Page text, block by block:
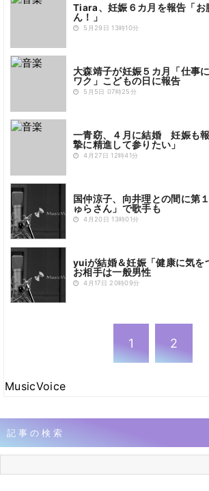
Tiara、妊娠６カ月を報告「お
ん！」
5月29日 13時10分
大森靖子が妊娠５カ月「仕事
ワク」こどもの日に報告
5月5日 07時25分
一青窈、４月に結婚 妊娠も
摯に精進して参りたい」
4月27日 12時41分
国仲涼子、向井理との間に第
ゅらさん」で歌手も
4月20日 13時01分
yuiが結婚＆妊娠「健康に気を
お相手は一般男性
4月17日 20時09分
1 2
MusicVoice
記事の検索